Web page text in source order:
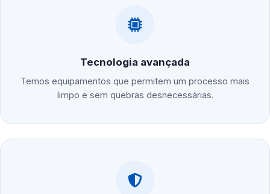
Tecnologia avançada
Temos equipamentos que permitem um processo mais
limpo e sem quebras desnecessárias.